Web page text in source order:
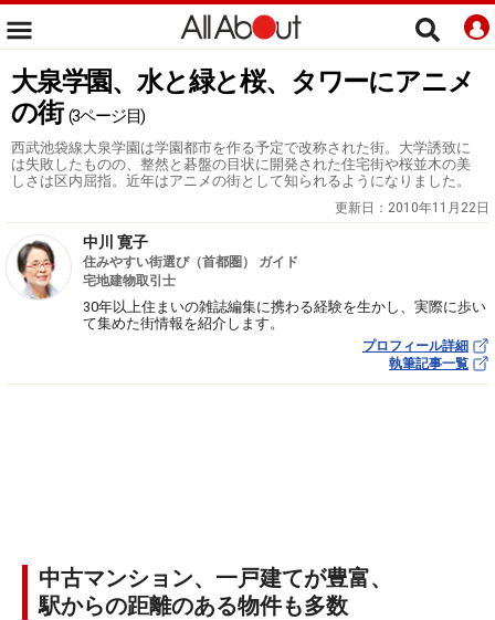
大泉学園、水と緑と桜、タワーにアニメ
の街 (3ページ目)
西武池袋線大泉学園は学園都市を作る予定で改称された街。大学誘致に
は失敗したものの、整然と碁盤の目状に開発された住宅街や桜並木の美
しさは区内屈指。近年はアニメの街として知られるようになりました。
更新日： 2010年11月22日
中川 寛子
住みやすい街選び（首都圏） ガイド
宅地建物取引士
30年以上住まいの雑誌編集に携わる経験を生かし、実際に歩い
て集めた街情報を紹介します。
プロフィール詳細
執筆記事一覧
中古マンション、一戸建てが豊富、
駅からの距離のある物件も多数